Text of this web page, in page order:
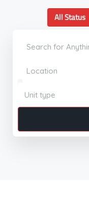
All Status
Unit type